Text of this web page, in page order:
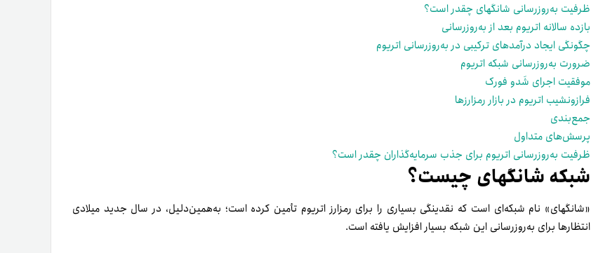
ظرفیت به‌روزرسانی شانگهای چقدر است؟
بازده سالانه اتریوم بعد از به‌روزرسانی
چگونگی ایجاد درآمدهای ترکیبی در به‌روزرسانی اتریوم
ضرورت به‌روزرسانی شبکه اتریوم
موفقیت اجرای شَدو فورک
فراز‌و‌نشیب اتریوم در بازار رمزارزها
جمع‌بندی
پرسش‌های متداول
ظرفیت به‌روزرسانی اتریوم برای جذب سرمایه‌گذاران چقدر است؟
شبکه شانگهای چیست؟
«شانگهای» نام شبکه‌ای است که نقدینگی بسیاری را برای رمز‌ارز اتریوم تأمین کرده است؛ به‌همین‌دلیل، در سال جدید میلادی
انتظارها برای به‌روزرسانی این شبکه بسیار افزایش یافته است.